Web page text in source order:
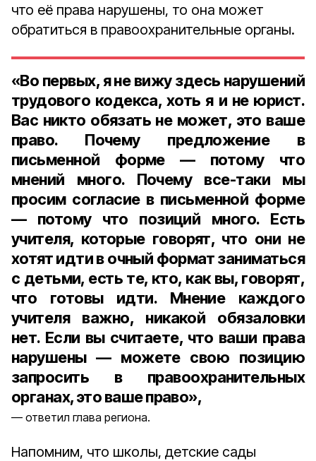
что её права нарушены, то она может
обратиться в правоохранительные органы.
«Во первых, я не вижу здесь нарушений
трудового кодекса, хоть я и не юрист.
Вас никто обязать не может, это ваше
право. Почему предложение в
письменной форме — потому что
мнений много. Почему все-таки мы
просим согласие в письменной форме
— потому что позиций много. Есть
учителя, которые говорят, что они не
хотят идти в очный формат заниматься
с детьми, есть те, кто, как вы, говорят,
что готовы идти. Мнение каждого
учителя важно, никакой обязаловки
нет. Если вы считаете, что ваши права
нарушены — можете свою позицию
запросить в правоохранительных
органах, это ваше право»,
ответил глава региона.
Напомним, что школы, детские сады